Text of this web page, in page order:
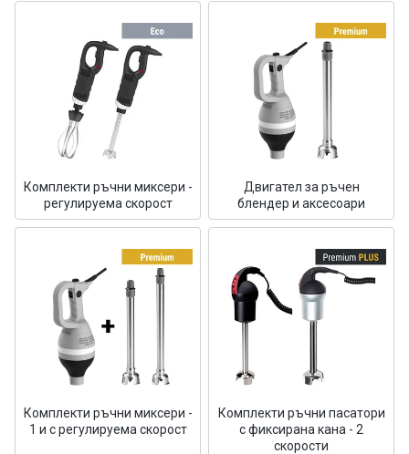
Комплекти ръчни миксери -
регулируема скорост
Двигател за ръчен
блендер и аксесоари
Комплекти ръчни миксери -
1 и с регулируема скорост
Комплекти ръчни пасатори
с фиксирана кана - 2
скорости